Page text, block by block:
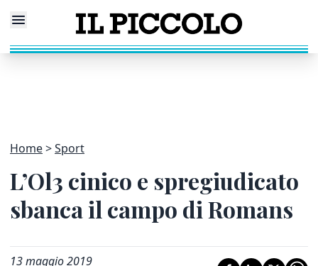
Home Sport
L’Ol3 cinico e spregiudicato
sbanca il campo di Romans
13 maggio 2019